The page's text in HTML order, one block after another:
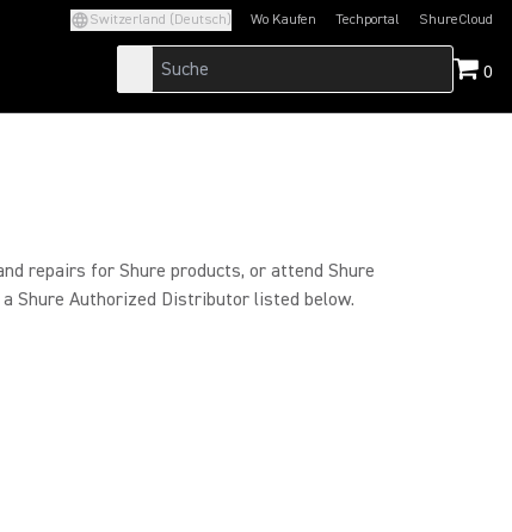
Switzerland (Deutsch) Wo Kaufen Techportal
(Opens in a new tab)ShureCloud
(Opens in a new
0
repairs for Shure products, or attend Shure
Shure Authorized Distributor listed below.